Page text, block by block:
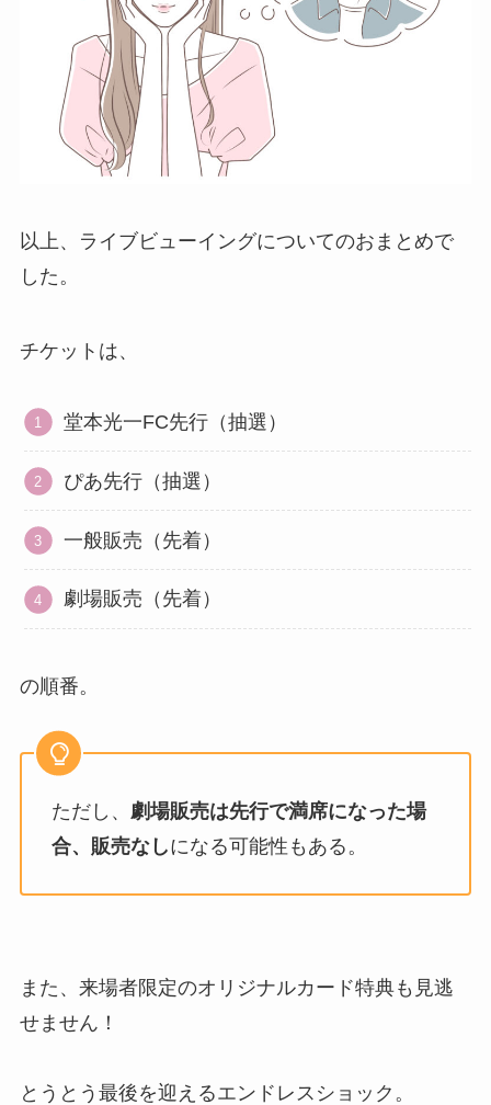
以上、ライブビューイングについてのおまとめで
した。
チケットは、
堂本光一FC先行（抽選）
ぴあ先行（抽選）
一般販売（先着）
劇場販売（先着）
の順番。
ただし、 劇場販売は先行で満席になった場
合、販売なしになる可能性もある。
また、来場者限定のオリジナルカード特典も見逃
せません！
とうとう最後を迎えるエンドレスショック。